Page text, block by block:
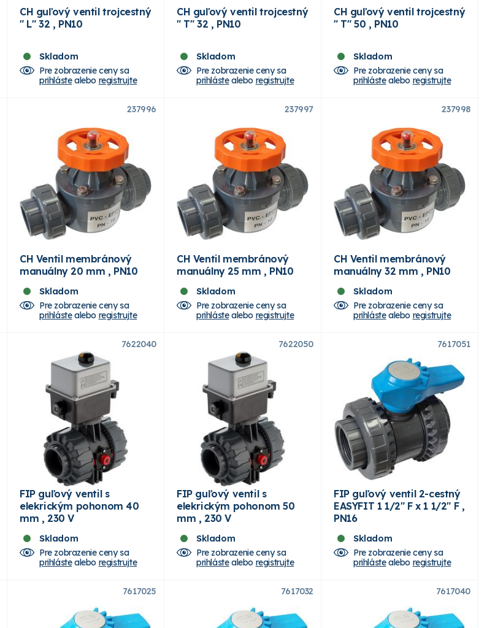
CH guľový ventil trojcestný
" L" 32 , PN10
Skladom
Pre zobrazenie ceny sa
prihlástealebo registrujte
CH guľový ventil trojcestný
" T" 32 , PN10
Skladom
Pre zobrazenie ceny sa
prihlástealebo registrujte
CH guľový ventil trojcestný
" T" 50 , PN10
Skladom
Pre zobrazenie ceny sa
prihlástealebo registrujte
237996
CH Ventil membránový
manuálny 20 mm , PN10
Skladom
Pre zobrazenie ceny sa
prihlástealebo registrujte
237997
CH Ventil membránový
manuálny 25 mm , PN10
Skladom
Pre zobrazenie ceny sa
prihlástealebo registrujte
237998
CH Ventil membránový
manuálny 32 mm , PN10
Skladom
Pre zobrazenie ceny sa
prihlástealebo registrujte
7622040
FIP guľový ventil s
elekrickým pohonom 40
mm , 230 V
Skladom
Pre zobrazenie ceny sa
prihlástealebo registrujte
7622050
FIP guľový ventil s
elekrickým pohonom 50
mm , 230 V
Skladom
Pre zobrazenie ceny sa
prihlástealebo registrujte
7617051
FIP guľový ventil 2-cestný
EASYFIT 1 1/2" F x 1 1/2" F ,
PN16
Skladom
Pre zobrazenie ceny sa
prihlástealebo registrujte
7617025 7617032 7617040